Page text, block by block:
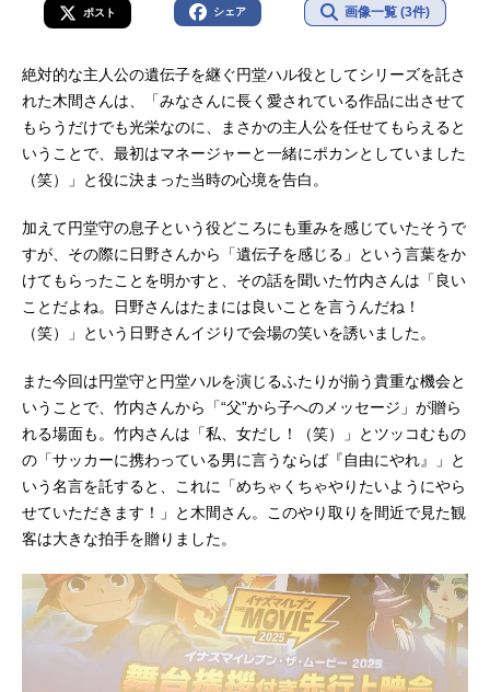
ポスト シェア 画像一覧 (3件)
絶対的な主人公の遺伝子を継ぐ円堂ハル役としてシリーズを託さ
れた木間さんは、「みなさんに長く愛されている作品に出させて
もらうだけでも光栄なのに、まさかの主人公を任せてもらえると
いうことで、最初はマネージャーと一緒にポカンとしていました
（笑）」と役に決まった当時の心境を告白。
加えて円堂守の息子という役どころにも重みを感じていたそうで
すが、その際に日野さんから「遺伝子を感じる」という言葉をか
けてもらったことを明かすと、その話を聞いた竹内さんは「良い
ことだよね。日野さんはたまには良いことを言うんだね！
（笑）」という日野さんイジりで会場の笑いを誘いました。
また今回は円堂守と円堂ハルを演じるふたりが揃う貴重な機会と
いうことで、竹内さんから「“父”から子へのメッセージ」が贈ら
れる場面も。竹内さんは「私、女だし！（笑）」とツッコむもの
の「サッカーに携わっている男に言うならば『自由にやれ』」と
いう名言を託すると、これに「めちゃくちゃやりたいようにやら
せていただきます！」と木間さん。このやり取りを間近で見た観
客は大きな拍手を贈りました。